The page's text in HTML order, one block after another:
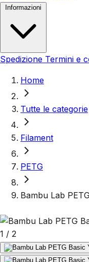
Spedizione Termini e
Home
Tutte le categorie
Filament
PETG
Bambu Lab
1 / 2